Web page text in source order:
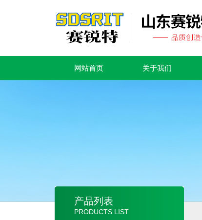
网站首页 关于我们
产品列表
PRODUCTS LIST